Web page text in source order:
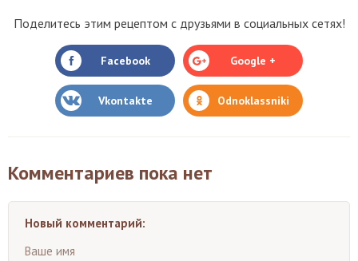
Поделитесь этим рецептом с друзьями в социальных сетях!
Facebook Google +
Vkontakte Odnoklassniki
Комментариев пока нет
Новый комментарий:
Ваше имя